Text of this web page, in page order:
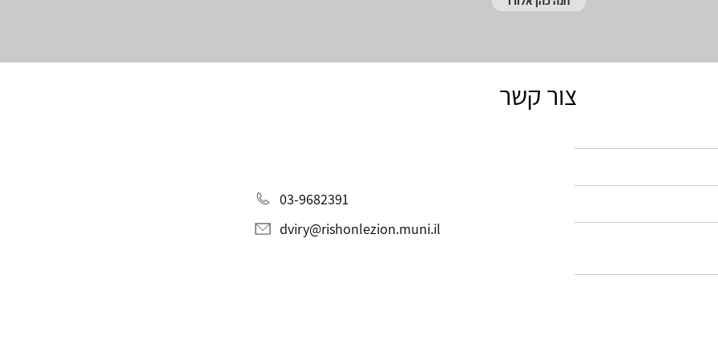
צור קשר
03-9682391
dviry@rishonlezion.muni.il